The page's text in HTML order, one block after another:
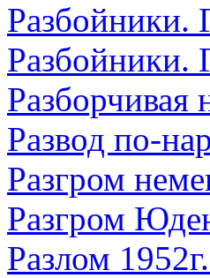
Разбойники.
Разбойники.
Разборчивая
Развод по-
Разгром
Разгром
Разлом